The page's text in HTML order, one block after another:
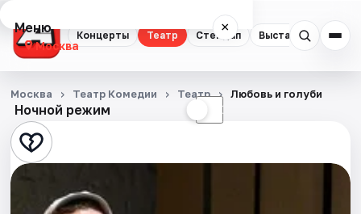
Концерты Театр Стендап Выставки
Меню ×
Москва
Концерты
Театр
Стендап
Выставки
Ночной режим ☾
Москва Театр Комедии Театр Любовь и голуби